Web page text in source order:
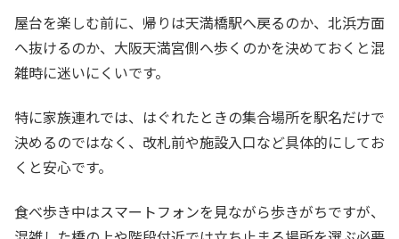
屋台を楽しむ前に、帰りは天満橋駅へ戻るのか、北浜方面
へ抜けるのか、大阪天満宮側へ歩くのかを決めておくと混
雑時に迷いにくいです。
特に家族連れでは、はぐれたときの集合場所を駅名だけで
決めるのではなく、改札前や施設入口など具体的にしてお
くと安心です。
食べ歩き中はスマートフォンを見ながら歩きがちですが、